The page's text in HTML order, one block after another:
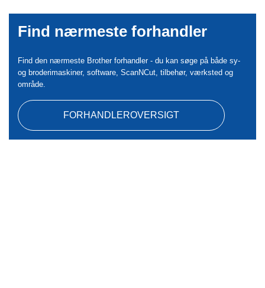
Find nærmeste forhandler
Find den nærmeste Brother forhandler - du kan søge på både sy-
og broderimaskiner, software, ScanNCut, tilbehør, værksted og
område.
FORHANDLEROVERSIGT